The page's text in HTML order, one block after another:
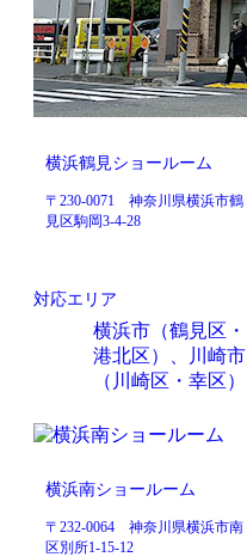
横浜鶴見ショールーム
〒230-0071 神奈川県横浜市鶴
見区駒岡3-4-28
対応エリア
横浜市（鶴見区・
港北区）、川崎市
（川崎区・幸区）
横浜南ショールーム
〒232-0064 神奈川県横浜市南
区別所1-15-12